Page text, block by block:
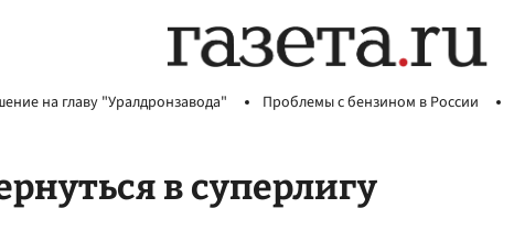
на главу "Уралдронзавода" Проблемы с бензином в России
в суперлигу